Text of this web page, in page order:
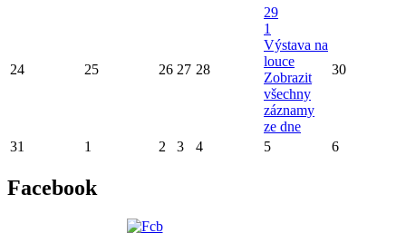
24 25 26 27 28
29
1
Výstava na
louce
Zobrazit
všechny
záznamy
ze dne
30
31 1 2 3 4 5 6
Facebook